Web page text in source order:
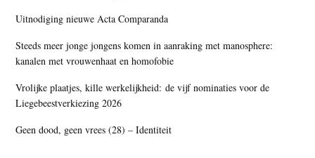
Uitnodiging nieuwe Acta Comparanda
Steeds meer jonge jongens komen in aanraking met manosphere:
kanalen met vrouwenhaat en homofobie
Vrolijke plaatjes, kille werkelijkheid: de vijf nominaties voor de
Liegebeestverkiezing 2026
Geen dood, geen vrees (28) – Identiteit